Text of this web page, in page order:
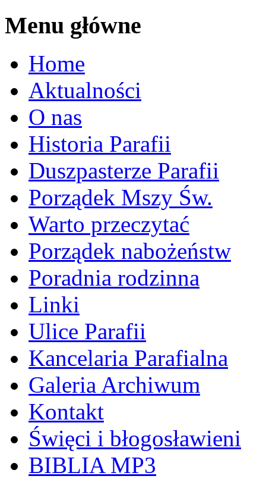
Menu główne
Home
Aktualności
O nas
Historia Parafii
Duszpasterze Parafii
Porządek Mszy Św.
Warto przeczytać
Porządek nabożeństw
Poradnia rodzinna
Linki
Ulice Parafii
Kancelaria Parafialna
Galeria Archiwum
Kontakt
Święci i błogosławieni
BIBLIA MP3